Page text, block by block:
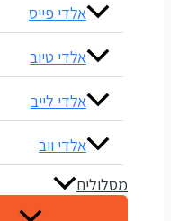
אלדי פייס
אלדי טיוב
אלדי לייב
אלדי ווב
מסלולים